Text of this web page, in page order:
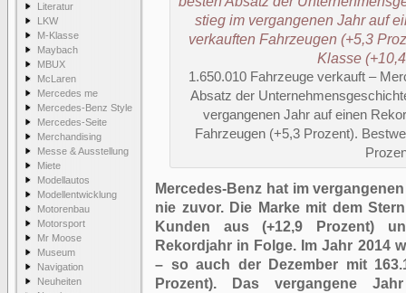
Literatur
LKW
M-Klasse
Maybach
MBUX
McLaren
Mercedes me
Mercedes-Benz Style
Mercedes-Seite
Merchandising
Messe & Ausstellung
Miete
Modellautos
Modellentwicklung
Motorenbau
Motorsport
Mr Moose
Museum
Navigation
Neuheiten
1.650.010 Fahrzeuge verkauft –
Absatz der
vergangenen Jahr auf einen
Fahrzeugen (+5,3 Prozent).
Mercedes-Benz hat im
nie zuvor. Die Marke mit dem
Kunden aus (+12,9 Prozent)
Rekordjahr in Folge. Im Jahr 2014
– so auch der Dezember mit
Prozent). Das vergangene